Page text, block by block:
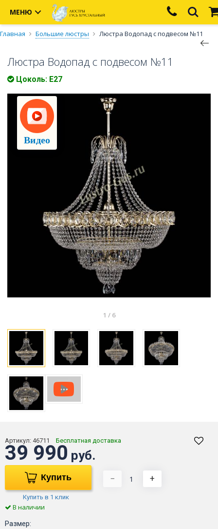
МЕНЮ
Главная Большие люстры Люстра Водопад с подвесом №11
Люстра Водопад с подвесом №11
Цоколь: Е27
Видео
1 / 6
Артикул: 46711 Бесплатная доставка
39 990 руб.
Купить
Купить в 1 клик
− +
В наличии
Размер: